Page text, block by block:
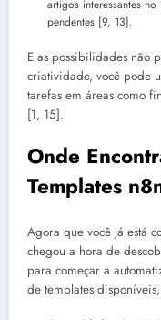
artigos interessantes no
pendentes [9, 13].
E as possibilidades não
criatividade, você pode
tarefas em áreas como
[1, 15].
Onde
Templates
Agora que você já está
chegou a hora de
para começar a
de templates